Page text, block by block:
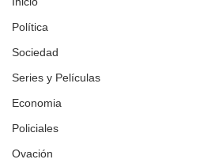
Política
Sociedad
Series y Películas
Economia
Policiales
Ovación